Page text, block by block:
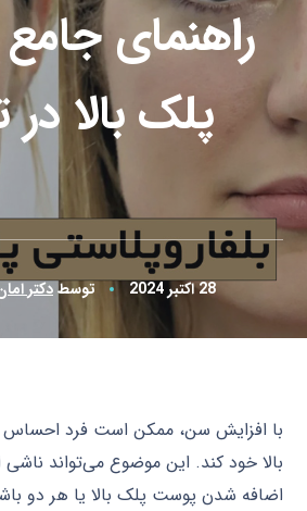
راهنمای
پلک بالا در
28 اکتبر 2024 توسطدکتر
با افزایش سن، ممکن است فرد
بالا خود کند. این موضوع می‌تواند ناشی
اضافه شدن پوست پلک بالا یا هر دو